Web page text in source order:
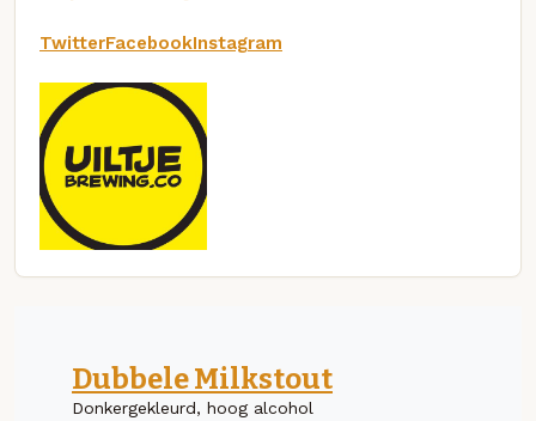
TwitterFacebookInstagram
Dubbele Milkstout
Donkergekleurd, hoog alcohol